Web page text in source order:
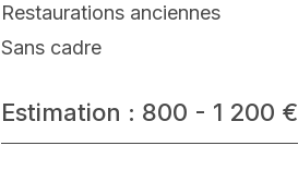
Restaurations anciennes
Sans cadre
Estimation : 800 - 1 200 €